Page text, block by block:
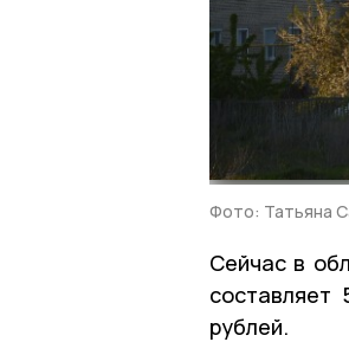
Фото: Татьяна
Сейчас в
рублей.